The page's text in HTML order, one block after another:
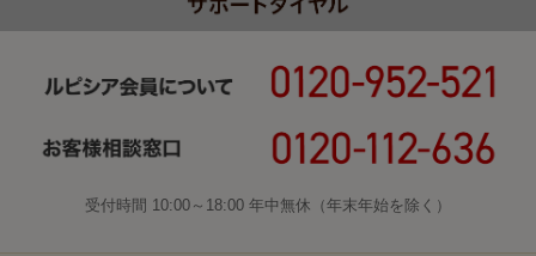
受付時間 10:00～18:00 年中無休（年末年始を除く）